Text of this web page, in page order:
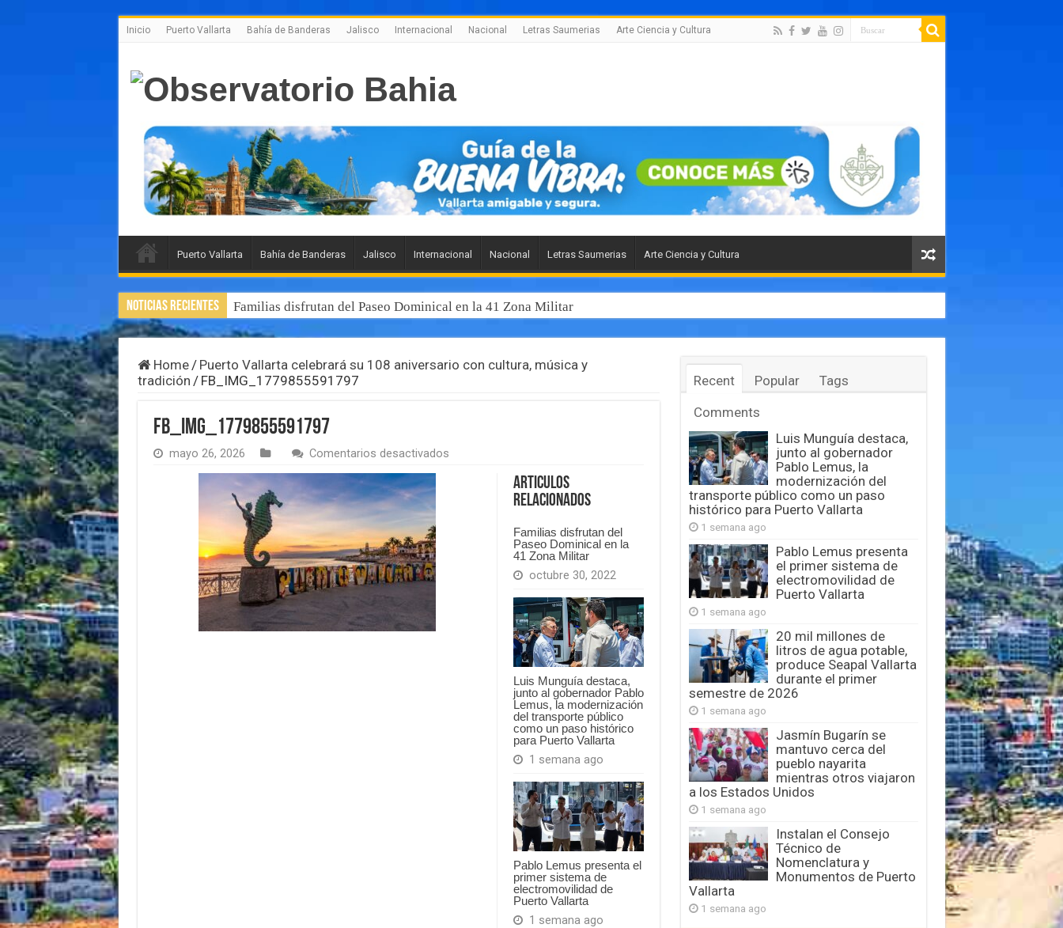
Inicio Puerto Vallarta Bahía de Banderas Jalisco Internacional Nacional Letras Saumerias Arte Ciencia y Cultura
Puerto Vallarta Bahía de Banderas Jalisco Internacional Nacional Letras Saumerias Arte Ciencia y Cultura
Noticias Recientes Familias disfrutan del Paseo Dominical en la 41 Zona Militar
Home/ Puerto Vallarta celebrará su 108 aniversario con cultura, música y
tradición / FB_IMG_1779855591797
FB_IMG_1779855591797
mayo 26, 2026 Comentarios desactivadosen
Articulos
Relacionados
Familias disfrutan del
Paseo Dominical en la
41 Zona Militar
octubre 30, 2022
Luis Munguía destaca,
junto al gobernador Pablo
Lemus, la modernización
del transporte público
como un paso histórico
para Puerto Vallarta
1 semana ago
Pablo Lemus presenta el
primer sistema de
electromovilidad de
Puerto Vallarta
1 semana ago
Recent Popular
Tags
Comments
Luis Munguía destaca,
junto al gobernador
Pablo Lemus, la
modernización del
transporte público como un paso
histórico para Puerto Vallarta
1 semana ago
Pablo Lemus presenta
el primer sistema de
electromovilidad de
Puerto Vallarta
1 semana ago
20 mil millones de
litros de agua potable,
produce Seapal Vallarta
durante el primer
semestre de 2026
1 semana ago
Jasmín Bugarín se
mantuvo cerca del
pueblo nayarita
mientras otros viajaron
a los Estados Unidos
1 semana ago
Instalan el Consejo
Técnico de
Nomenclatura y
Monumentos de Puerto
Vallarta
1 semana ago